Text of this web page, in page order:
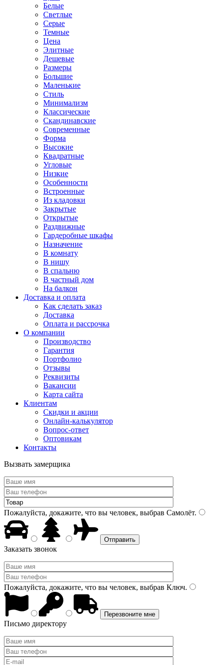
Белые
Светлые
Серые
Темные
Цена
Элитные
Дешевые
Размеры
Большие
Маленькие
Стиль
Минимализм
Классические
Скандинавские
Современные
Форма
Высокие
Квадратные
Угловые
Низкие
Особенности
Встроенные
Из кладовки
Закрытые
Открытые
Раздвижные
Гардеробные шкафы
Назначение
В комнату
В нишу
В спальню
В частный дом
На балкон
Доставка и оплата
Как сделать заказ
Доставка
Оплата и рассрочка
О компании
Производство
Гарантия
Портфолио
Отзывы
Реквизиты
Вакансии
Карта сайта
Клиентам
Скидки и акции
Онлайн-калькулятор
Вопрос-ответ
Оптовикам
Контакты
Вызвать замерщика
Пожалуйста, докажите, что вы человек, выбрав Самолёт.
Заказать звонок
Пожалуйста, докажите, что вы человек, выбрав Ключ.
Письмо директору